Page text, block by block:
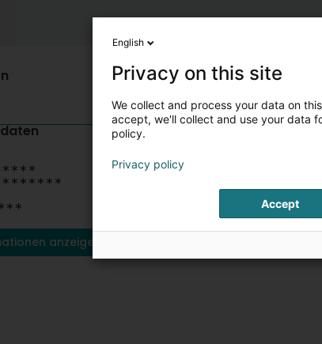
anzeigen
English
Privacy on this site
We collect and process your data on
accept, we'll collect and use your data
policy.
Privacy policy
Accept